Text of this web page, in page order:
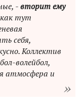
-вторит ему
тут
себя,
Коллектив
волейбол,
атмосфера и